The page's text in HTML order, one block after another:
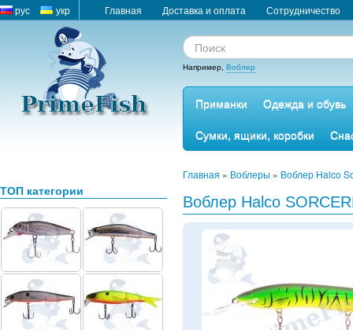
рус укр Главная Доставка и оплата Сотрудничество
Например, Воблер
Приманки
Одежда и обувь
Сумки, ящики, коробки
ТОП категории
Главная » Воблеры » Воблер Halco
Воблер Halco